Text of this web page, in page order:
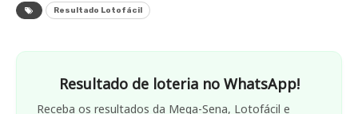
Resultado Lotofácil
Resultado de loteria no WhatsApp!
Receba os resultados da Mega-Sena, Lotofácil e